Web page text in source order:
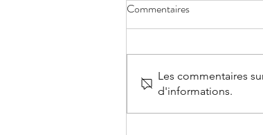
Le rôle de la thérapie
Commentaires
Les commentaires
d'informations.